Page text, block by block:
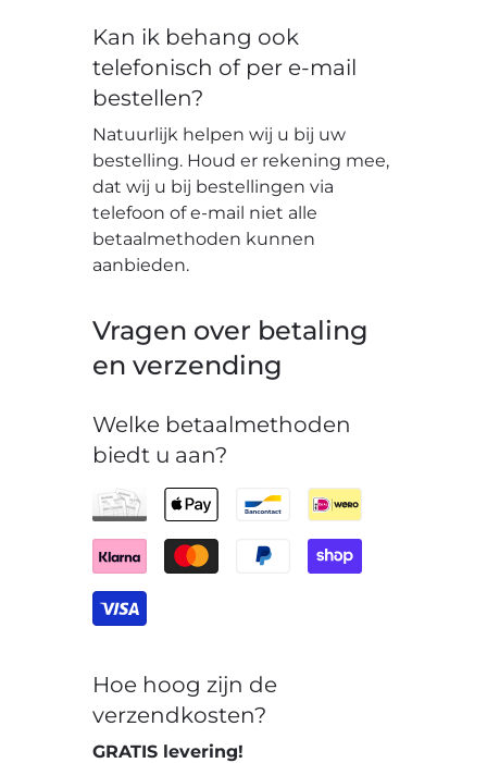
Kan ik behang ook
telefonisch of per e-mail
bestellen?
Natuurlijk helpen wij u bij uw
bestelling. Houd er rekening mee,
dat wij u bij bestellingen via
telefoon of e-mail niet alle
betaalmethoden kunnen
aanbieden.
Vragen over betaling
en verzending
Welke betaalmethoden
biedt u aan?
Hoe hoog zijn de
verzendkosten?
GRATIS levering!